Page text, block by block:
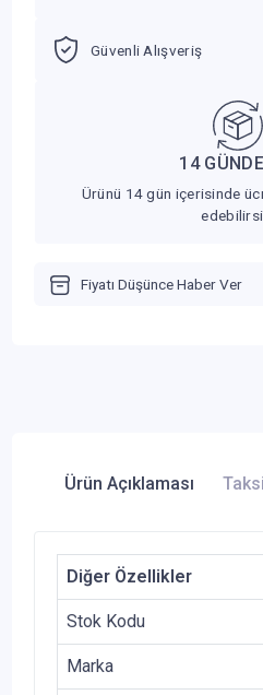
Güvenli Alışveriş
14
Ürünü 14 gün içerisinde
Fiyatı Düşünce Haber Ver
Ürün Açıklaması
Diğer Özellikler
Stok Kodu
Marka